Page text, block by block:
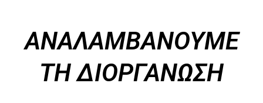
ΑΝΑΛΑΜΒΑΝΟΥΜΕ
ΤΗ ΔΙΟΡΓΑΝΩΣΗ